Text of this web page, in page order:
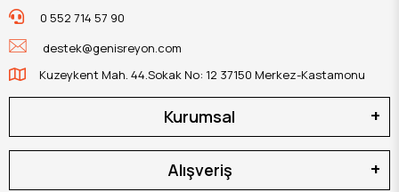
0 552 714 57 90
destek@genisreyon.com
Kuzeykent Mah. 44.Sokak No: 12 37150 Merkez-Kastamonu
Kurumsal
Alışveriş